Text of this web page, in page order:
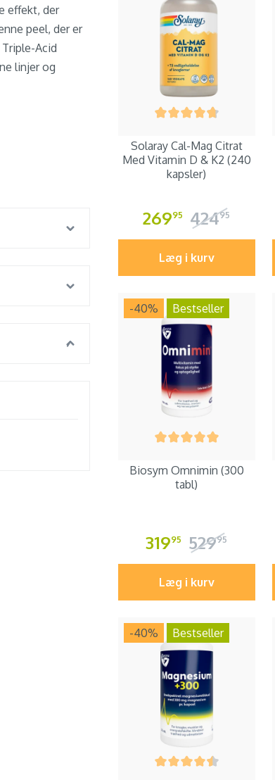
effekt, der
peel, der er
Acid
linjer og
Solaray Cal-Mag Citrat
Med Vitamin D & K2 (240
kapsler)
26995 42495
Læg i kurv
-40% Bestseller
Biosym Omnimin (300
tabl)
31995 52995
Læg i kurv
-40% Bestseller